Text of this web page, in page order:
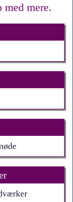
mere.